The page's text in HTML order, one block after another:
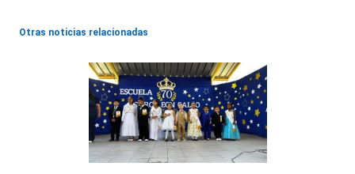
Otras noticias relacionadas